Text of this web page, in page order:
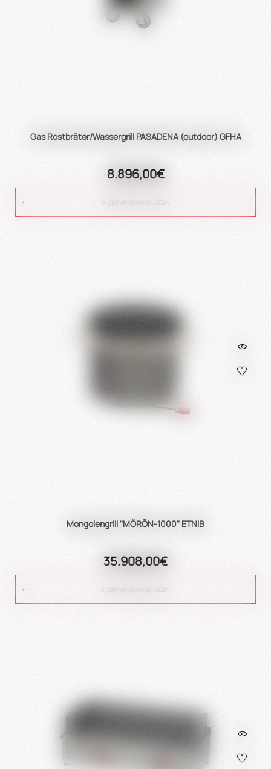
Gas Rostbräter/Wassergrill PASADENA (outdoor) GFHA
8.896,00€
IN DEN WARENKORB LEGEN
Mongolengrill "MÖRÖN-1000" ETNIB
35.908,00€
IN DEN WARENKORB LEGEN